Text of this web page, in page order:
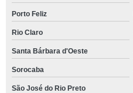
Porto Feliz
Rio Claro
Santa Bárbara d'Oeste
Sorocaba
São José do Rio Preto